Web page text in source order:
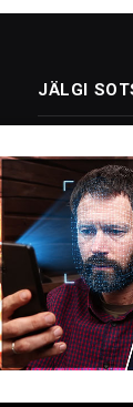
JÄLGI
Facebook
X